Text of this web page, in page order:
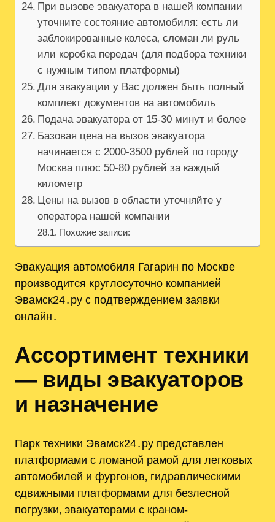
При вызове эвакуатора в нашей компании
уточните состояние автомобиля: есть ли
заблокированные колеса‚ сломан ли руль
или коробка передач (для подбора техники
с нужным типом платформы)
Для эвакуации у Вас должен быть полный
комплект документов на автомобиль
Подача эвакуатора от 15-30 минут и более
Базовая цена на вызов эвакуатора
начинается с 2000-3500 рублей по городу
Москва плюс 50-80 рублей за каждый
километр
Цены на вызов в области уточняйте у
оператора нашей компании
Похожие записи:
Эвакуация автомобиля Гагарин по Москве
производится круглосуточно компанией
Эвамск24․ру с подтверждением заявки
онлайн․
Ассортимент техники
— виды эвакуаторов
и назначение
Парк техники Эвамск24․ру представлен
платформами с ломаной рамой для легковых
автомобилей и фургонов‚ гидравлическими
сдвижными платформами для безлесной
погрузки‚ эвакуаторами с краном-